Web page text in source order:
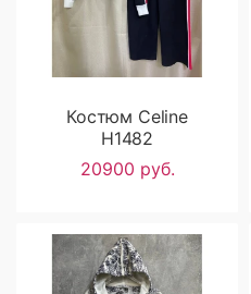
Костюм Celine
H1482
20900 руб.